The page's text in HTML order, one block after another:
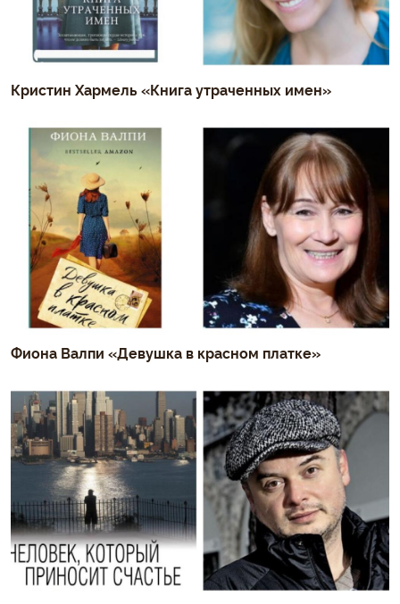
Кристин Хармель «Книга утраченных имен»
Фиона Валпи «Девушка в красном платке»